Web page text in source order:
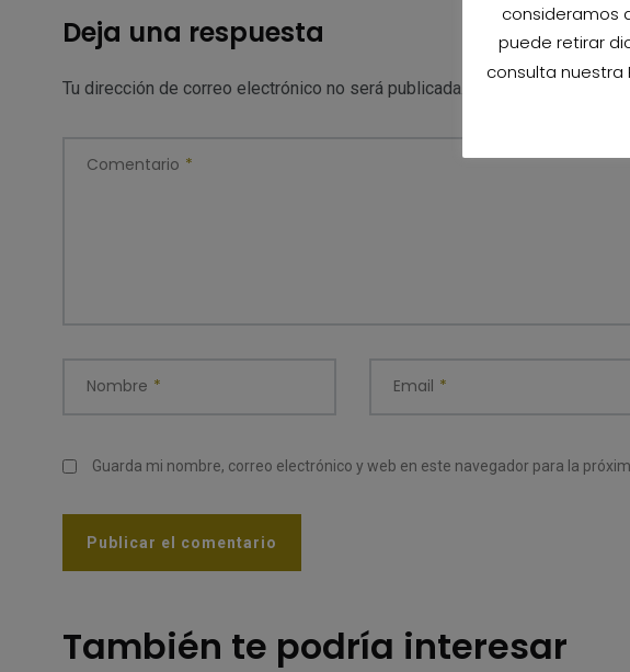
Deja una respuesta
Tu dirección de correo electrónico no será publicada. Los campos
Comentario *
Nombre * Email *
Guarda mi nombre, correo electrónico y web en este navegador para la
También te podría interesar
Reserva de
consideramos
puede retirar
consulta nuestra